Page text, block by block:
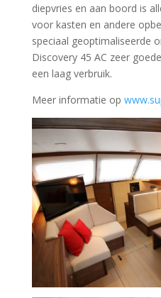
diepvries en aan boord is
voor kasten en andere
speciaal geoptimaliseerde
Discovery 45 AC zeer
een laag verbruik.
Meer informatie op